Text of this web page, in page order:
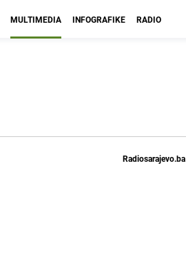
MULTIMEDIA INFOGRAFIKE RADIO
Radiosarajevo.ba